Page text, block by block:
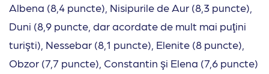
Albena (8,4 puncte), Nisipurile de Aur (8,3 puncte),
Duni (8,9 puncte, dar acordate de mult mai puţini
turişti), Nessebar (8,1 puncte), Elenite (8 puncte),
Obzor (7,7 puncte), Constantin şi Elena (7,6 puncte)